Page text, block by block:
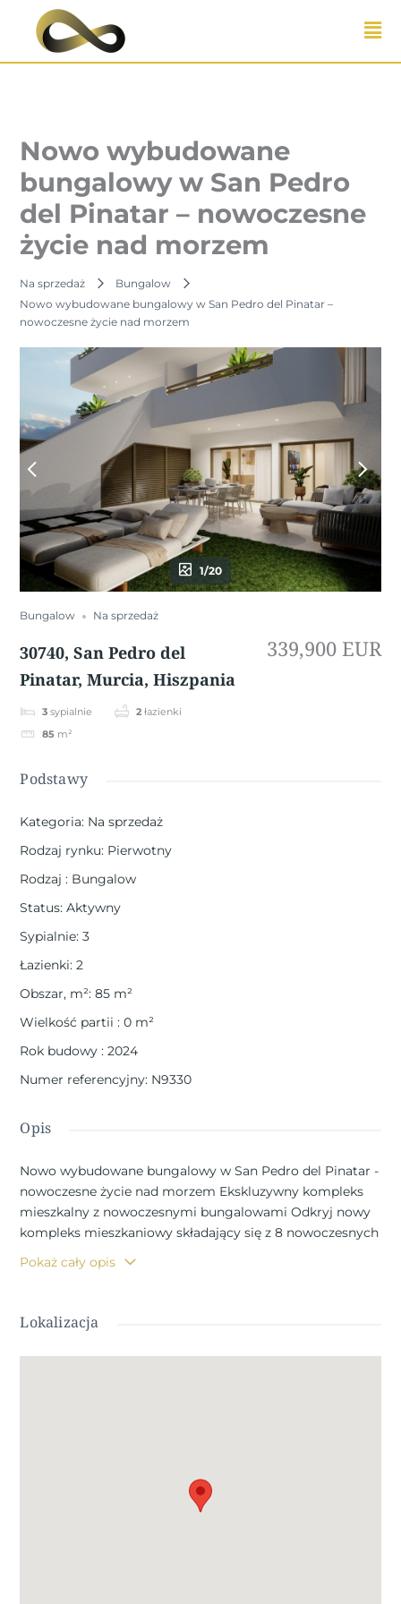
Przejdź
Nowo wybudowane
bungalowy w San Pedro
del Pinatar – nowoczesne
życie nad morzem
Na sprzedaż
Bungalow
Nowo wybudowane bungalowy w San Pedro del Pinatar –
nowoczesne życie nad morzem
1/20
Bungalow Na sprzedaż
30740, San Pedro del
Pinatar, Murcia, Hiszpania
3 sypialnie 2 łazienki
85 m²
339,900 EUR
Podstawy
Kategoria: Na sprzedaż
Rodzaj rynku: Pierwotny
Rodzaj: Bungalow
Status: Aktywny
Sypialnie: 3
Łazienki: 2
Obszar, m²: 85 m²
Wielkość partii: 0 m²
Rok budowy: 2024
Numer referencyjny: N9330
Opis
Nowo wybudowane bungalowy w San Pedro del Pinatar -
nowoczesne życie nad morzem Ekskluzywny kompleks
mieszkalny z nowoczesnymi bungalowami Odkryj nowy
kompleks mieszkaniowy składający się z 8 nowoczesnych
bungalowów w San Pedro del Pinatar, jednej z najbardziej
pożądanych lokalizacji na Costa Cálida. Te nowoczesne
planie z przestronną częścią dzienną, wbudowane szafy i
prywatny taras. Do wyboru są następujące opcje:
Bungalowy na parterze z prywatnym ogrodem i
maksymalny komfort: Klimatyzacja w zestawie. System
aerotermalny do energooszczędnego wytwarzania ciepłej
Pokaż cały opis
Lokalizacja